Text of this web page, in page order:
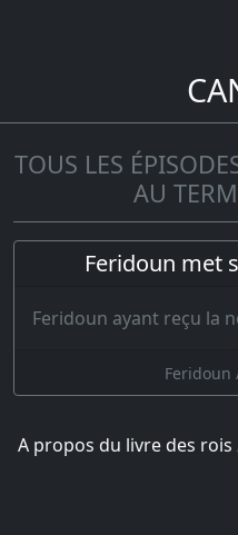
TOUS LES
AU
Feridoun met
Feridoun
A propos du livre des rois